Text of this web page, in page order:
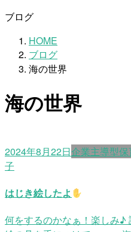
ブログ
HOME
ブログ
海の世界
海の世界
2024年8月22日企業主導型
子
はじき絵したよ
何をするのかなぁ！楽しみ